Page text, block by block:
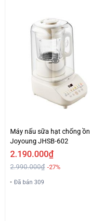
Máy nấu sữa hạt chống ồn
Joyoung JHSB-602
2.190.000₫
2.990.000₫ -27%
Đã bán 309